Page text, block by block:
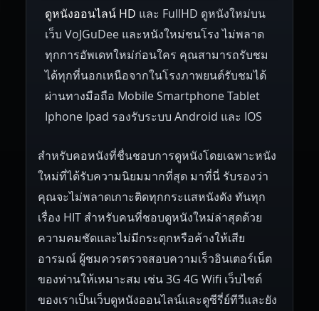
1945 1942 1941 1940 1939
1937 1930
Hungary Denmark Bulgaria
Czech Republic Brazil Turkey
ดูหนังออนไลน์ HD และ FullHD ดูหนังใหม่บน
เว็บ VoJGuDee และหนังใหม่ชนโรง ไม่พลาด
ทุกการอัพเดทใหม่ก่อนใคร คุณสามารถรับชม
ได้ทุกที่นอกเหนือจากในโรงภาพยนต์รับชมได้
ผ่านทางมือถือ Mobile Smartphone Tablet
Iphone Ipad รองรับระบบ Android และ IOS
สำหรับคอหนังที่ชื่นชอบการดูหนังโดยเฉพาะหนัง
ใหม่ที่ได้รับความนิยมมากที่สุด มาที่นี่ รับรองว่า
คุณจะไม่พลาดเกาะติดทุกกระแสหนังดัง ทันทุก
เรื่อง HIT สำหรับคนที่ชอบดูหนังใหม่ล่าสุดด้วย
ความคมชัดและไม่มีกระตุกหรือค้างให้เสีย
อารมณ์ ผู้ชมควรตรวจสอบความเร็วอินเตอร์เน็ต
ของท่านให้เหมาะสม เช่น 3G 4G Wifi เว็บไซต์
ของเราเป็นเว็บดูหนังออนไลน์และดูซีรี่ย์ทีวีและยัง